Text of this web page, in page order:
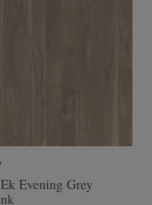
Evening Grey